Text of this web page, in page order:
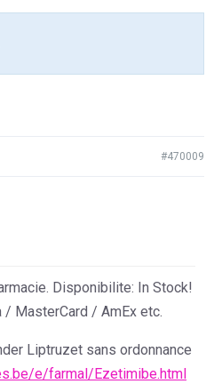
#470009
Disponibilite: In Stock!
MasterCard / AmEx etc.
Liptruzet sans ordonnance
e/farmal/Ezetimibe.html